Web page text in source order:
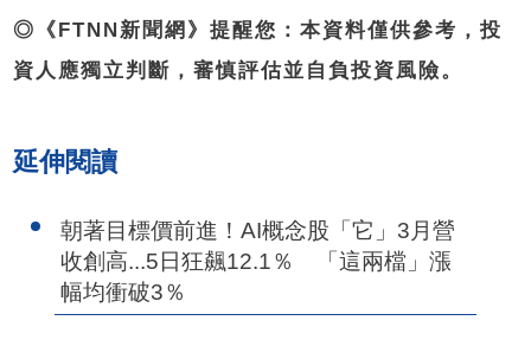
◎《FTNN新聞網》提醒您：本資料僅供參考，投
資人應獨立判斷，審慎評估並自負投資風險。
延伸閱讀
朝著目標價前進！AI概念股「它」3月營
收創高...5日狂飆12.1％ 「這兩檔」漲
幅均衝破3％